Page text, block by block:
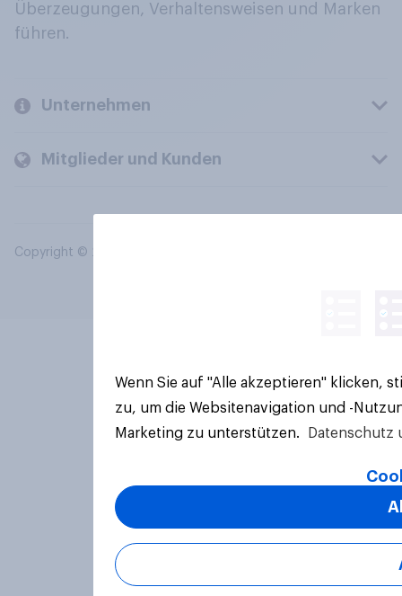
Überzeugungen, Verhaltensweisen und Marken
führen.
Unternehmen
Mitglieder und Kunden
Copyright © 2026 YouGov PLC. Alle Rechte vorbehalten.
Wenn Sie auf "Alle akzeptieren" klicken,
zu, um die Websitenavigation und -
Marketing zu unterstützen.
Datenschutz